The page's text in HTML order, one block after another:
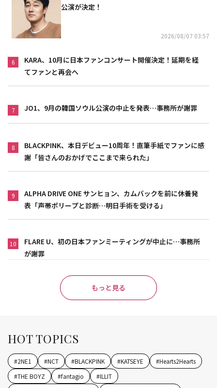
公演が決定！
2026/08/07 03:57
6
KARA、10月に日本ファンコンサート開催決定！延期を経
てファンと再会へ
7 JO1、9月の韓国ソウル公演の中止を発表…事務所が謝罪
8
BLACKPINK、本日デビュー10周年！直筆手紙でファンに感
謝「皆さんのおかげでここまで来られた」
9
ALPHA DRIVE ONE サンヒョン、カムバックを前に休養発
表「声帯ポリープと診断…明日手術を受ける」
10
FLARE U、初の日本ファンミーティングが中止に…事務所
が謝罪
もっと見る
HOT TOPICS
#2NE1 #NCT #BLACKPINK #KATSEYE #Hearts2Hearts
#THE BOYZ #fantagio #ILLIT